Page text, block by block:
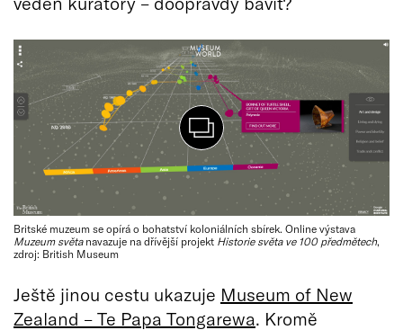
Britské muzeum se opírá o bohatství koloniálních sbírek. Online výstava
Muzeum světanavazuje na dřívější projekt Historie světa ve 100 předmětech,
zdroj: British Museum
Ještě jinou cestu ukazuje Museum of New
Zealand – Te Papa Tongarewa. Kromě